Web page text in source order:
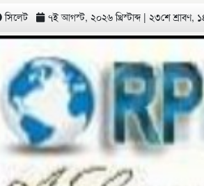
সিলেট ৭ই আগস্ট, ২০২৬ খ্রিস্টাব্দ | ২৩শে শ্রাবণ,